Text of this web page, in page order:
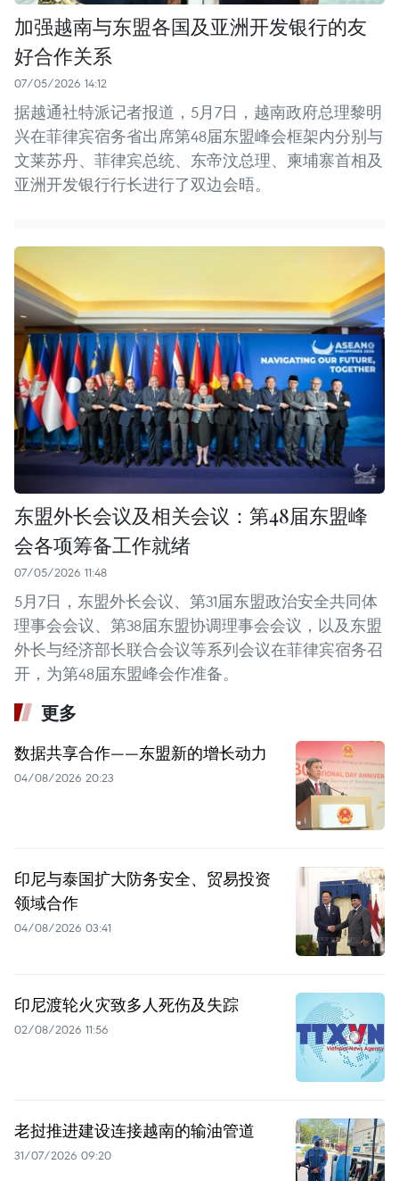
加强越南与东盟各国及亚洲开发银行的友
好合作关系
07/05/2026 14:12
据越通社特派记者报道，5月7日，越南政府总理黎明
兴在菲律宾宿务省出席第48届东盟峰会框架内分别与
文莱苏丹、菲律宾总统、东帝汶总理、柬埔寨首相及
亚洲开发银行行长进行了双边会晤。
东盟外长会议及相关会议：第48届东盟峰
会各项筹备工作就绪
07/05/2026 11:48
5月7日，东盟外长会议、第31届东盟政治安全共同体
理事会会议、第38届东盟协调理事会会议，以及东盟
外长与经济部长联合会议等系列会议在菲律宾宿务召
开，为第48届东盟峰会作准备。
更多
数据共享合作——东盟新的增长动力
04/08/2026 20:23
印尼与泰国扩大防务安全、贸易投资
领域合作
04/08/2026 03:41
印尼渡轮火灾致多人死伤及失踪
02/08/2026 11:56
老挝推进建设连接越南的输油管道
31/07/2026 09:20